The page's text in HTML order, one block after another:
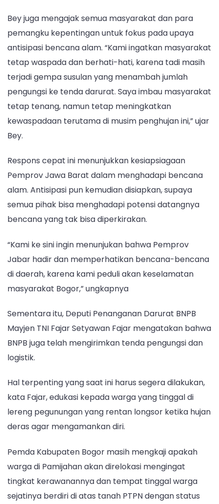
Bey juga mengajak semua masyarakat dan para
pemangku kepentingan untuk fokus pada upaya
antisipasi bencana alam. “Kami ingatkan masyarakat
tetap waspada dan berhati-hati, karena tadi masih
terjadi gempa susulan yang menambah jumlah
pengungsi ke tenda darurat. Saya imbau masyarakat
tetap tenang, namun tetap meningkatkan
kewaspadaan terutama di musim penghujan ini,” ujar
Bey.
Respons cepat ini menunjukkan kesiapsiagaan
Pemprov Jawa Barat dalam menghadapi bencana
alam. Antisipasi pun kemudian disiapkan, supaya
semua pihak bisa menghadapi potensi datangnya
bencana yang tak bisa diperkirakan.
“Kami ke sini ingin menunjukan bahwa Pemprov
Jabar hadir dan memperhatikan bencana-bencana
di daerah, karena kami peduli akan keselamatan
masyarakat Bogor,” ungkapnya
Sementara itu, Deputi Penanganan Darurat BNPB
Mayjen TNI Fajar Setyawan Fajar mengatakan bahwa
BNPB juga telah mengirimkan tenda pengungsi dan
logistik.
Hal terpenting yang saat ini harus segera dilakukan,
kata Fajar, edukasi kepada warga yang tinggal di
lereng pegunungan yang rentan longsor ketika hujan
deras agar mengamankan diri.
Pemda Kabupaten Bogor masih mengkaji apakah
warga di Pamijahan akan direlokasi mengingat
tingkat kerawanannya dan tempat tinggal warga
sejatinya berdiri di atas tanah PTPN dengan status